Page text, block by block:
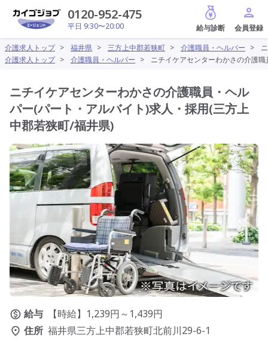
0120-952-475
平日 9:30〜20:00
給与診断
介護求人トップ > 福井県 > 三方上中郡若狭町 > 介護職員・ヘルパー >
介護求人トップ > 介護職員・ヘルパー > ニチイケアセンターわかさの介護
ニチイケアセンターわかさの介護職員・ヘル
パー(パート・アルバイト)求人・採用(三方上
中郡若狭町/福井県)
給与
【時給】1,239円～1,439円
住所 福井県三方上中郡若狭町北前川29-6-1